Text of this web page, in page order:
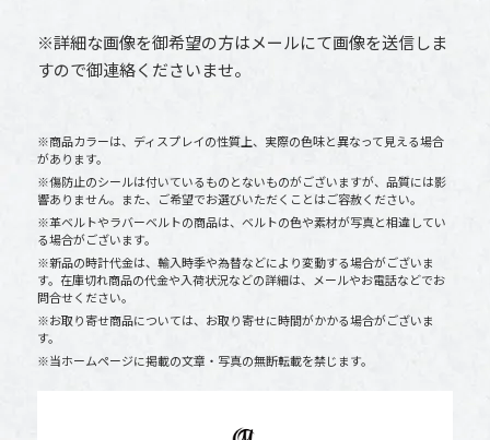
※詳細な画像を御希望の方はメールにて画像を送信しま
すので御連絡くださいませ。
※商品カラーは、ディスプレイの性質上、実際の色味と異なって見える場合
があります。
※傷防止のシールは付いているものとないものがございますが、品質には影
響ありません。また、ご希望でお選びいただくことはご容赦ください。
※革ベルトやラバーベルトの商品は、ベルトの色や素材が写真と相違してい
る場合がございます。
※新品の時計代金は、輸入時季や為替などにより変動する場合がございま
す。在庫切れ商品の代金や入荷状況などの詳細は、メールやお電話などでお
問合せください。
※お取り寄せ商品については、お取り寄せに時間がかかる場合がございま
す。
※当ホームページに掲載の文章・写真の無断転載を禁じます。